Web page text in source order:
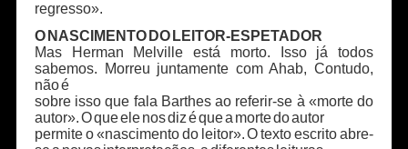
regresso».
O NASCIMENTO DO LEITOR-ESPETADOR
Mas Herman Melville está morto. Isso já todos
sabemos. Morreu juntamente com Ahab, Contudo,
não é
sobre isso que fala Barthes ao referir-se à «morte do
autor». O que ele nos diz é que a morte do autor
permite o «nascimento do leitor». O texto escrito abre-